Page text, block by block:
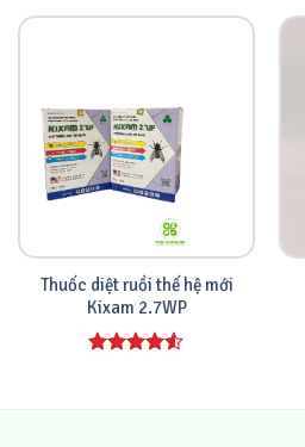
5 sao
Thuốc diệt ruồi thế hệ mới
Kixam 2.7WP
5 sao